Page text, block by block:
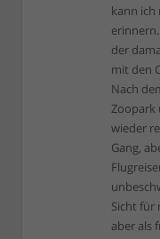
kann ich
der
mit den
Nach
Zoopark
wieder
Gang,
Sicht für
aber als